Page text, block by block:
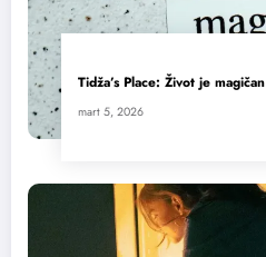
Tidža’s Place: Život je magičan
mart 5, 2026